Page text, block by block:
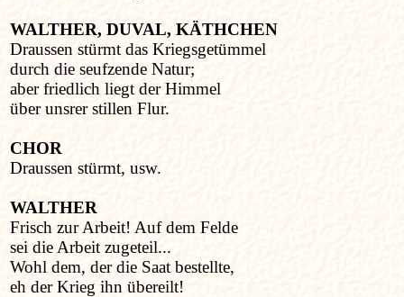
WALTHER, DUVAL, KÄTHCHEN
Draussen stürmt das Kriegsgetümmel
durch die seufzende Natur;
aber friedlich liegt der Himmel
über unsrer stillen Flur.
CHOR
Draussen stürmt, usw.
WALTHER
Frisch zur Arbeit! Auf dem Felde
sei die Arbeit zugeteil...
Wohl dem, der die Saat bestellte,
eh der Krieg ihn übereilt!